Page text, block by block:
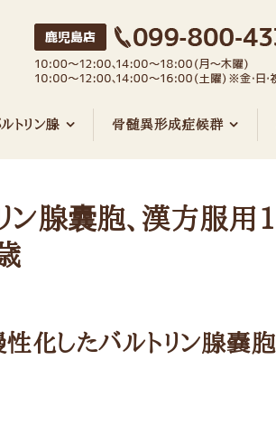
トリン腺 骨髄異形成症候群
ン腺囊胞、漢方服用
化したバルトリン腺嚢胞